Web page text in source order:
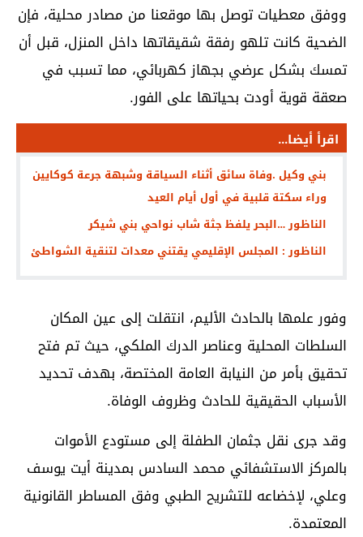
ووفق معطيات توصل بها موقعنا من مصادر محلية، فإن
الضحية كانت تلهو رفقة شقيقاتها داخل المنزل، قبل أن
تمسك بشكل عرضي بجهاز كهربائي، مما تسبب في
صعقة قوية أودت بحياتها على الفور.
اقرأ أيضا...
بني وكيل .وفاة سائق أثناء السياقة وشبهة جرعة كوكايين
وراء سكتة قلبية في أول أيام العيد
الناظور …البحر يلفظ جثة شاب نواحي بني شيكر
الناظور : المجلس الإقليمي يقتني معدات لتنقية الشواطئ
وفور علمها بالحادث الأليم، انتقلت إلى عين المكان
السلطات المحلية وعناصر الدرك الملكي، حيث تم فتح
تحقيق بأمر من النيابة العامة المختصة، بهدف تحديد
الأسباب الحقيقية للحادث وظروف الوفاة.
وقد جرى نقل جثمان الطفلة إلى مستودع الأموات
بالمركز الاستشفائي محمد السادس بمدينة أيت يوسف
وعلي، لإخضاعه للتشريح الطبي وفق المساطر القانونية
المعتمدة.